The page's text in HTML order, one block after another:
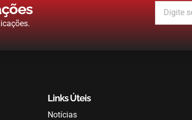
Links Úteis
Notícias